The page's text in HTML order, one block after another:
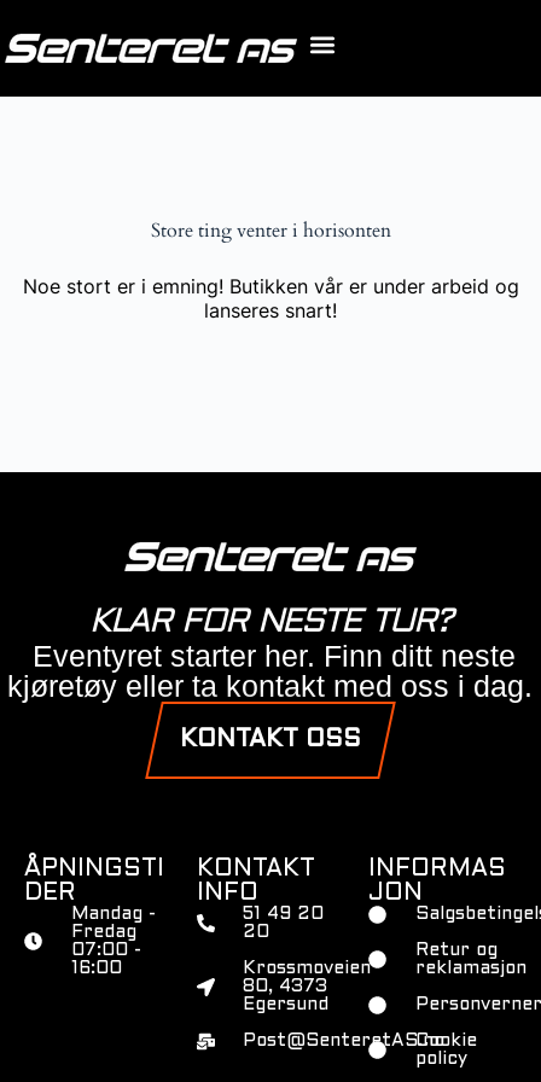
Store ting venter i horisonten
Noe stort er i emning! Butikken vår er under arbeid og
lanseres snart!
KLAR FOR NESTE TUR?
Eventyret starter her. Finn ditt neste
kjøretøy eller ta kontakt med oss i dag.
KONTAKT OSS
ÅPNINGSTI
DER
Mandag -
Fredag
07:00 -
16:00
KONTAKT
INFO
51 49 20
20
Krossmoveien
80, 4373
Egersund
Post@SenteretAS.no
INFORMAS
JON
Retur og
reklamasjon
Cookie
policy